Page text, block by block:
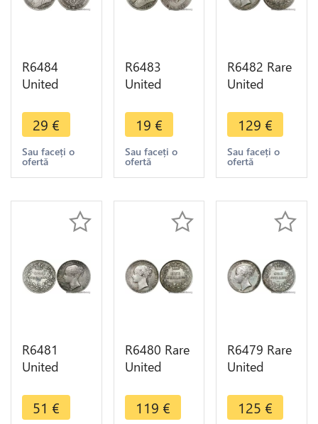
R6484
United
Shilling
Victoria
1898 Silver
-> Make
29 €
Sau faceți o
ofertă
R6483
United
Shilling
Victoria
1894 Silver
-> Make
19 €
Sau faceți o
ofertă
R6482 Rare
United
Shilling
Victoria
1868 die 28
Silver AU ->
129 €
Sau faceți o
ofertă
R6481
United
Shilling
Victoria
51 €
R6480 Rare
United
Shilling
Victoria
119 €
R6479 Rare
United
Shilling
Victoria
125 €